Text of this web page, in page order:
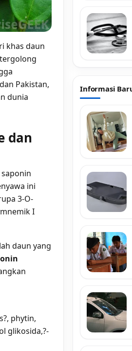
khas daun
Pakistan,
dunia
dan
ini
3-O-
I
daun yang
phytin,
glikosida,?-
Informasi